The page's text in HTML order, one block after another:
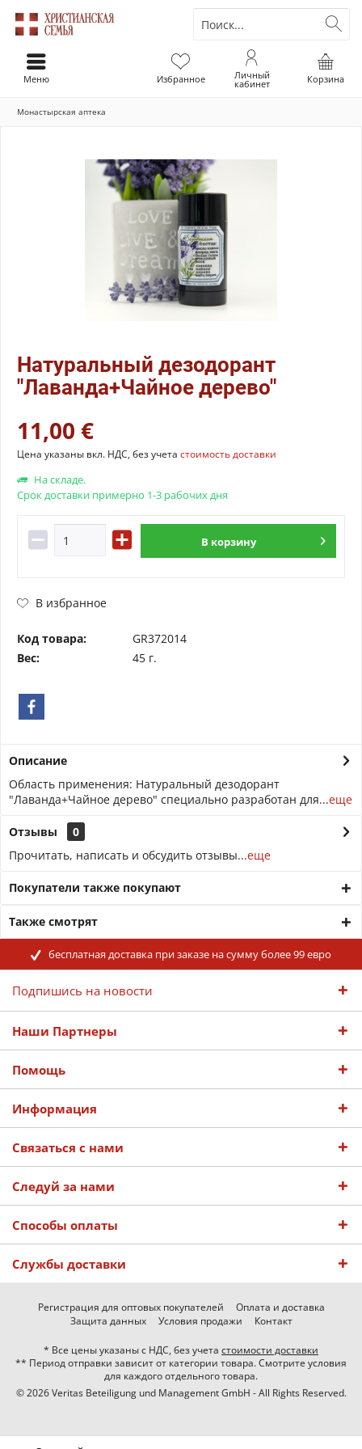
Корзина
Избранное Личный
кабинет
Меню
Монастырская аптека
Натуральный дезодорант
"Лаванда+Чайное дерево"
11,00 €
Цена указаны вкл. НДС, без учета стоимость доставки
На складе.
Срок доставки примерно 1-3 рабочих дня
В корзину
В избранное
Код товара:
GR372014
Вес:
45 г.
Описание
Область применения: Натуральный дезодорант
"Лаванда+Чайное дерево" специально разработан для...еще
Отзывы
0
Прочитать, написать и обсудить отзывы...еще
Покупатели также покупают
Также смотрят
бесплатная доставка при заказе на сумму более 99 евро
Подпишись на новости
Наши Партнеры
Помощь
Информация
Связаться с нами
Следуй за нами
Способы оплаты
Службы доставки
Регистрация для оптовых покупателей
Оплата и доставка
Защита данных
Условия продажи Контакт
* Все цены указаны с НДС, без учета стоимости доставки
** Период отправки зависит от категории товара. Смотрите условия
для каждого отдельного товара.
© 2026 Veritas Beteiligung und Management GmbH - All Rights Reserved.